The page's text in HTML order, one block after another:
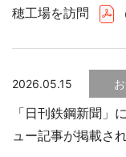
穂工場を訪問
2026.05.15
「日刊鉄鋼新聞」
ュー記事が掲載さ